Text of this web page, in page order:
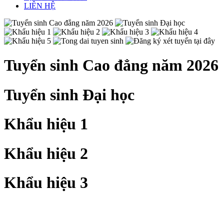
LIÊN HỆ
Tuyển sinh Cao đẳng năm 2026
Tuyển sinh Đại học
Khẩu hiệu 1
Khẩu hiệu 2
Khẩu hiệu 3